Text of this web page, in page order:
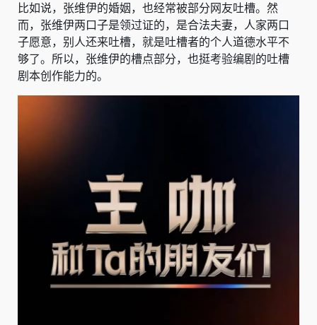
比如说，张维伊的婚姻，也经常被部分网友吐槽。然
而，张维伊两口子是领过证的，是合法夫妻，人家两口
子愿意，别人还来吐槽，就是吐槽者的个人道德水平不
够了。所以，张维伊的槽点部分，也挺考验编剧的吐槽
剧本创作能力的。